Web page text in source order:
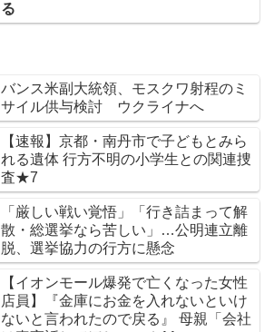
る
バンス米副大統領、モスクワ射程のミ
サイル供与検討 ウクライナへ
【速報】京都・南丹市で子どもとみら
れる遺体 行方不明の小学生との関連捜
査★7
「厳しい戦い覚悟」「行き詰まって解
散・総選挙なら苦しい」…公明連立離
脱、選挙協力の行方に懸念
【イオンモール爆発で亡くなった女性
店員】『金庫にお金を入れないといけ
ないと言われたので戻る』 母親「会社